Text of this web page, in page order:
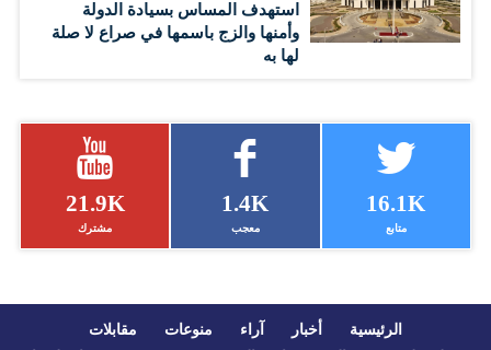
استهدف المساس بسيادة الدولة
وأمنها والزج باسمها في صراع لا صلة
لها به
21.9K
مشترك
1.4K
معجب
16.1K
متابع
الرئيسية أخبار آراء منوعات
مقابلات